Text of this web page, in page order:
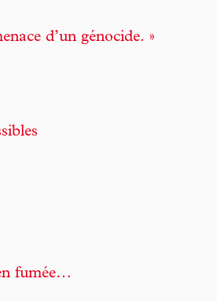
d’un génocide. »
fumée…